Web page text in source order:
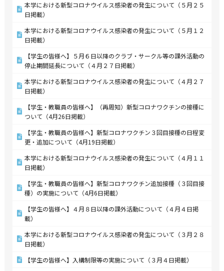
本学における新型コロナウイルス感染者の発生について（５月２５
日掲載）
本学における新型コロナウイルス感染者の発生について（５月１２
日掲載）
【学生の皆様へ】５月６日以降のクラブ・サークル等の課外活動の
停止期間延長について（４月２７日掲載）
本学における新型コロナウイルス感染者の発生について（４月２７
日掲載）
【学生・教職員の皆様へ】（再周知）新型コロナワクチンの接種に
ついて（4月26日掲載）
【学生・教職員の皆様へ】新型コロナワクチン３回目接種の日程変
更・追加について（4月19日掲載）
本学における新型コロナウイルス感染者の発生について（４月１１
日掲載）
【学生・教職員の皆様へ】新型コロナワクチン追加接種（３回目接
種）の実施について（4月6日掲載）
【学生の皆様へ】４月８日以降の課外活動について（４月４日掲
載）
本学における新型コロナウイルス感染者の発生について（３月２８
日掲載）
【学生の皆様へ】入構制限等の実施について（３月４日掲載）